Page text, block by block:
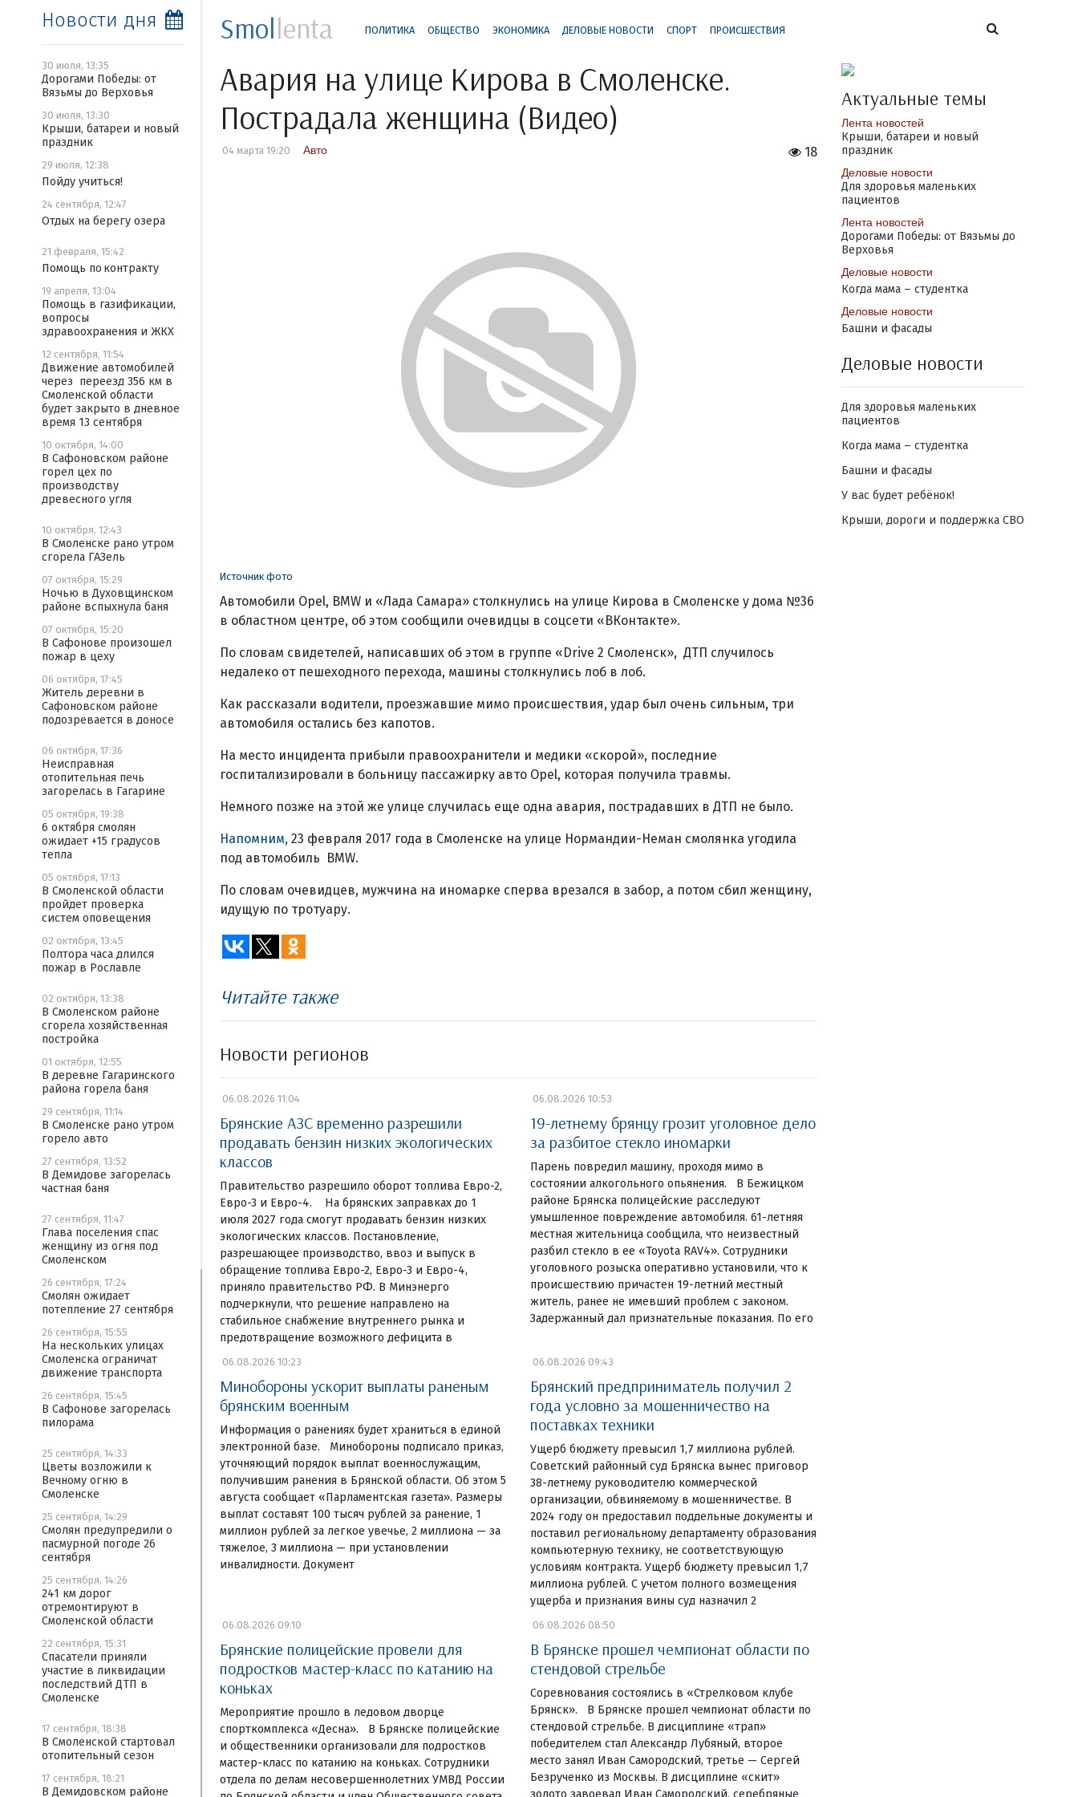
Новости дня
30 июля, 13:35
Дорогами Победы: от
Вязьмы до Верховья
30 июля, 13:30
Крыши, батареи и новый
праздник
29 июля, 12:38
Пойду учиться!
24 сентября, 12:47
Отдых на берегу озера
21 февраля, 15:42
Помощь по контракту
19 апреля, 13:04
Помощь в газификации,
вопросы
здравоохранения и ЖКХ
12 сентября, 11:54
Движение автомобилей
через переезд 356 км в
Смоленской области
будет закрыто в дневное
время 13 сентября
10 октября, 14:00
В Сафоновском районе
горел цех по
производству
древесного угля
10 октября, 12:43
В Смоленске рано утром
сгорела ГАЗель
07 октября, 15:29
Ночью в Духовщинском
районе вспыхнула баня
07 октября, 15:20
В Сафонове произошел
пожар в цеху
06 октября, 17:45
Житель деревни в
Сафоновском районе
подозревается в доносе
06 октября, 17:36
Неисправная
отопительная печь
загорелась в Гагарине
05 октября, 19:38
6 октября смолян
ожидает +15 градусов
тепла
05 октября, 17:13
В Смоленской области
пройдет проверка
систем оповещения
02 октября, 13:45
Полтора часа длился
пожар в Рославле
02 октября, 13:38
В Смоленском районе
сгорела хозяйственная
постройка
01 октября, 12:55
В деревне Гагаринского
района горела баня
29 сентября, 11:14
В Смоленске рано утром
горело авто
27 сентября, 13:52
В Демидове загорелась
частная баня
27 сентября, 11:47
Глава поселения спас
женщину из огня под
Смоленском
26 сентября, 17:24
Смолян ожидает
потепление 27 сентября
26 сентября, 15:55
На нескольких улицах
Смоленска ограничат
движение транспорта
26 сентября, 15:45
В Сафонове загорелась
пилорама
25 сентября, 14:33
Цветы возложили к
Вечному огню в
Смоленске
25 сентября, 14:29
Смолян предупредили о
пасмурной погоде 26
сентября
25 сентября, 14:26
241 км дорог
отремонтируют в
Смоленской области
22 сентября, 15:31
Спасатели приняли
участие в ликвидации
последствий ДТП в
Смоленске
17 сентября, 18:38
В Смоленской стартовал
отопительный сезон
17 сентября, 18:21
В Демидовском районе
Smollenta ПОЛИТИКА ОБЩЕСТВО ЭКОНОМИКА ДЕЛОВЫЕ НОВОСТИ СПОРТ ПРОИСШЕСТВИЯ
Авария на улице Кирова в Смоленске.
Пострадала женщина (Видео)
18
04 марта 19:20 Авто
Источник фото
Автомобили Opel, BMW и «Лада Самара» столкнулись на улице Кирова в Смоленске у дома №36
в областном центре, об этом сообщили очевидцы в соцсети «ВКонтакте».
По словам свидетелей, написавших об этом в группе «Drive 2 Смоленск», ДТП случилось
недалеко от пешеходного перехода, машины столкнулись лоб в лоб.
Как рассказали водители, проезжавшие мимо происшествия, удар был очень сильным, три
автомобиля остались без капотов.
На место инцидента прибыли правоохранители и медики «скорой», последние
госпитализировали в больницу пассажирку авто Opel, которая получила травмы.
Немного позже на этой же улице случилась еще одна авария, пострадавших в ДТП не было.
Напомним, 23 февраля 2017 года в Смоленске на улице Нормандии-Неман смолянка угодила
под автомобиль BMW.
По словам очевидцев, мужчина на иномарке сперва врезался в забор, а потом сбил женщину,
идущую по тротуару.
Читайте также
Новости регионов
06.08.2026 11:04
Брянские АЗС временно разрешили
продавать бензин низких экологических
классов
Правительство разрешило оборот топлива Евро-2,
Евро-3 и Евро-4. На брянских заправках до 1
июля 2027 года смогут продавать бензин низких
экологических классов. Постановление,
разрешающее производство, ввоз и выпуск в
обращение топлива Евро-2, Евро-3 и Евро-4,
приняло правительство РФ. В Минэнерго
подчеркнули, что решение направлено на
стабильное снабжение внутреннего рынка и
предотвращение возможного дефицита в
06.08.2026 10:53
19-летнему брянцу грозит уголовное дело
за разбитое стекло иномарки
Парень повредил машину, проходя мимо в
состоянии алкогольного опьянения. В Бежицком
районе Брянска полицейские расследуют
умышленное повреждение автомобиля. 61-летняя
местная жительница сообщила, что неизвестный
разбил стекло в ее «Toyota RAV4». Сотрудники
уголовного розыска оперативно установили, что к
происшествию причастен 19-летний местный
житель, ранее не имевший проблем с законом.
Задержанный дал признательные показания. По его
06.08.2026 10:23
Минобороны ускорит выплаты раненым
брянским военным
Информация о ранениях будет храниться в единой
электронной базе. Минобороны подписало приказ,
уточняющий порядок выплат военнослужащим,
получившим ранения в Брянской области. Об этом 5
августа сообщает «Парламентская газета». Размеры
выплат составят 100 тысяч рублей за ранение, 1
миллион рублей за легкое увечье, 2 миллиона — за
тяжелое, 3 миллиона — при установлении
инвалидности. Документ
06.08.2026 09:43
Брянский предприниматель получил 2
года условно за мошенничество на
поставках техники
Ущерб бюджету превысил 1,7 миллиона рублей.
Советский районный суд Брянска вынес приговор
38-летнему руководителю коммерческой
организации, обвиняемому в мошенничестве. В
2024 году он предоставил поддельные документы и
поставил региональному департаменту образования
компьютерную технику, не соответствующую
условиям контракта. Ущерб бюджету превысил 1,7
миллиона рублей. С учетом полного возмещения
ущерба и признания вины суд назначил 2
06.08.2026 09:10
Брянские полицейские провели для
подростков мастер-класс по катанию на
коньках
Мероприятие прошло в ледовом дворце
спорткомплекса «Десна». В Брянске полицейские
и общественники организовали для подростков
мастер-класс по катанию на коньках. Сотрудники
отдела по делам несовершеннолетних УМВД России
06.08.2026 08:50
В Брянске прошел чемпионат области по
стендовой стрельбе
Соревнования состоялись в «Стрелковом клубе
Брянск». В Брянске прошел чемпионат области по
стендовой стрельбе. В дисциплине «трап»
победителем стал Александр Лубяный, второе
место занял Иван Самородский, третье — Сергей
Безрученко из Москвы. В дисциплине «скит»
золото завоевал Иван Самородский, серебряные
Актуальные темы
Лента новостей
Крыши, батареи и новый
праздник
Деловые новости
Для здоровья маленьких
пациентов
Лента новостей
Дорогами Победы: от Вязьмы до
Верховья
Деловые новости
Когда мама – студентка
Деловые новости
Башни и фасады
Деловые новости
Для здоровья маленьких
пациентов
Когда мама – студентка
Башни и фасады
У вас будет ребёнок!
Крыши, дороги и поддержка СВО